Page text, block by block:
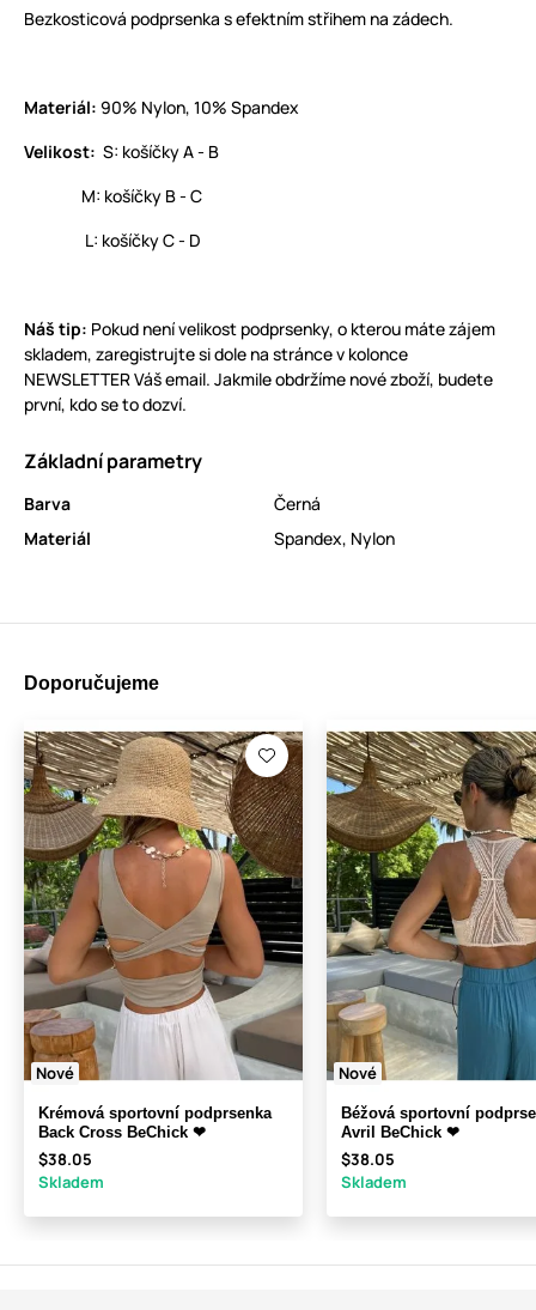
Bezkosticová podprsenka s efektním střihem na zádech.
Materiál: 90% Nylon, 10% Spandex
Velikost: S: košíčky A - B
M: košíčky B - C
L: košíčky C - D
Náš tip: Pokud není velikost podprsenky, o kterou máte zájem
skladem, zaregistrujte si dole na stránce v kolonce
NEWSLETTER Váš email. Jakmile obdržíme nové zboží, budete
první, kdo se to dozví.
Základní parametry
Barva
Černá
Materiál
Spandex, Nylon
Doporučujeme
Nové
Krémová sportovní podprsenka
Back Cross BeChick ❤
$38.05
Skladem
Nové
Béžová sportovní
Avril BeChick ❤
$38.05
Skladem